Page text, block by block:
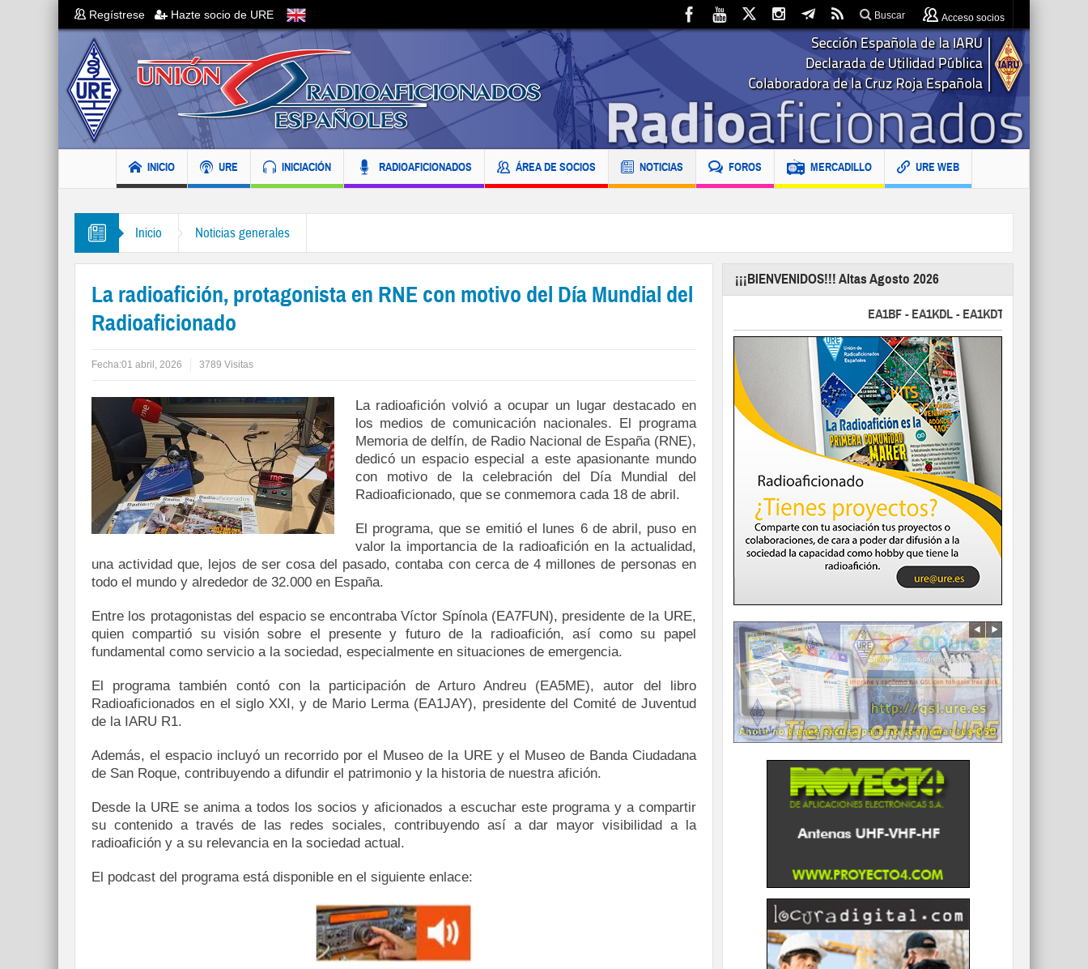
Regístrese Hazte socio de URE Buscar Acceso socios
INICIO URE INICIACIÓN RADIOAFICIONADOS ÁREA DE SOCIOS NOTICIAS FOROS MERCADILLO URE WEB
Inicio Noticias generales
La radioafición, protagonista en RNE con motivo del Día Mundial del
Radioaficionado
Fecha:01 abril, 2026 3789 Visitas
La radioafición volvió a ocupar un lugar destacado en
los medios de comunicación nacionales. El programa
Memoria de delfín, de Radio Nacional de España (RNE),
dedicó un espacio especial a este apasionante mundo
con motivo de la celebración del Día Mundial del
Radioaficionado, que se conmemora cada 18 de abril.
El programa, que se emitió el lunes 6 de abril, puso en
valor la importancia de la radioafición en la actualidad,
una actividad que, lejos de ser cosa del pasado, contaba con cerca de 4 millones de personas en
todo el mundo y alrededor de 32.000 en España.
Entre los protagonistas del espacio se encontraba Víctor Spínola (EA7FUN), presidente de la URE,
quien compartió su visión sobre el presente y futuro de la radioafición, así como su papel
fundamental como servicio a la sociedad, especialmente en situaciones de emergencia.
El programa también contó con la participación de Arturo Andreu (EA5ME), autor del libro
Radioaficionados en el siglo XXI, y de Mario Lerma (EA1JAY), presidente del Comité de Juventud
de la IARU R1.
Además, el espacio incluyó un recorrido por el Museo de la URE y el Museo de Banda Ciudadana
de San Roque, contribuyendo a difundir el patrimonio y la historia de nuestra afición.
Desde la URE se anima a todos los socios y aficionados a escuchar este programa y a compartir
su contenido a través de las redes sociales, contribuyendo así a dar mayor visibilidad a la
radioafición y a su relevancia en la sociedad actual.
El podcast del programa está disponible en el siguiente enlace:
¡¡¡BIENVENIDOS!!! Altas Agosto 2026
EA1BF - EA1KDL - EA1KDT - EA2FBJ -